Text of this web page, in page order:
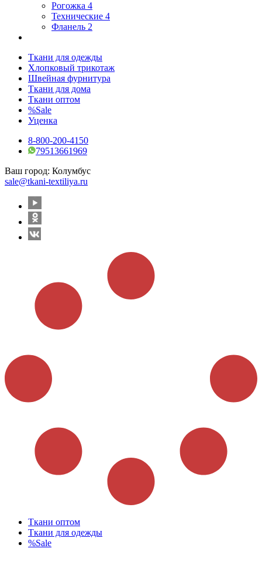
Рогожка 4
Технические 4
Фланель 2
Ткани для одежды
Хлопковый трикотаж
Швейная фурнитура
Ткани для дома
Ткани оптом
%Sale
Уценка
8-800-200-4150
79513661969
Ваш город: Колумбус
sale@tkani-textiliya.ru
Ткани оптом
Ткани для одежды
%Sale